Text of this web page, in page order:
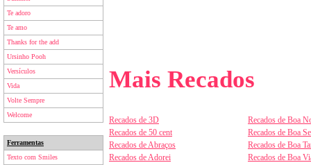
Te adoro
Te amo
Thanks for the add
Ursinho Pooh
Versículos
Vida
Volte Sempre
Welcome
Ferramentas
Texto com Smiles
Mais Recados
Recados de 3D
Recados de 50 cent
Recados de Abraços
Recados de Adorei
Recados de Boa
Recados de Boa
Recados de Boa
Recados de Boa